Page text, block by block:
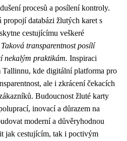
procesů a posílení kontroly.
propojí databázi žlutých karet s
cestujícímu veškeré
Taková transparentnost posílí
nekalým praktikám. Inspiraci
Tallinnu, kde digitální platforma pro
ale i zkrácení čekacích
Budoucnost žluté karty
inovací a důrazem na
moderní a důvěryhodnou
jak cestujícím, tak i poctivým